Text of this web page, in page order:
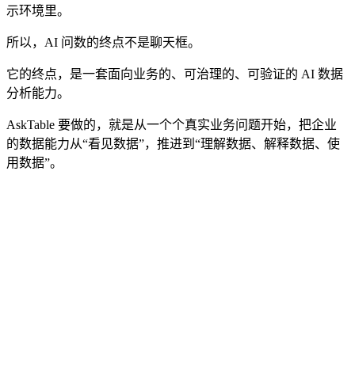
示环境里。
所以，AI 问数的终点不是聊天框。
它的终点，是一套面向业务的、可治理的、可验证的 AI 数据
分析能力。
AskTable 要做的，就是从一个个真实业务问题开始，把企业
的数据能力从“看见数据”，推进到“理解数据、解释数据、使
用数据”。